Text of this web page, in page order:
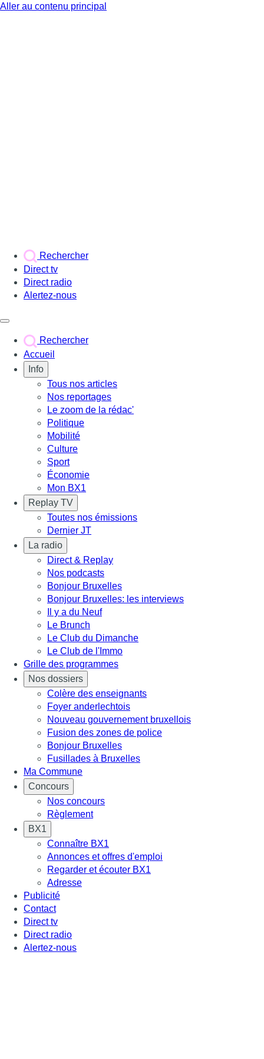
Aller au contenu principal
Rechercher
Direct tv
Direct radio
Alertez-nous
Rechercher
Accueil
Info
Tous nos articles
Nos reportages
Le zoom de la rédac'
Politique
Mobilité
Culture
Sport
Économie
Mon BX1
Replay TV
Toutes nos émissions
Dernier JT
La radio
Direct & Replay
Nos podcasts
Bonjour Bruxelles
Bonjour Bruxelles: les interviews
Il y a du Neuf
Le Brunch
Le Club du Dimanche
Le Club de l'Immo
Grille des programmes
Nos dossiers
Colère des enseignants
Foyer anderlechtois
Nouveau gouvernement bruxellois
Fusion des zones de police
Bonjour Bruxelles
Fusillades à Bruxelles
Ma Commune
Concours
Nos concours
Règlement
BX1
Connaître BX1
Annonces et offres d'emploi
Regarder et écouter BX1
Adresse
Publicité
Contact
Direct tv
Direct radio
Alertez-nous